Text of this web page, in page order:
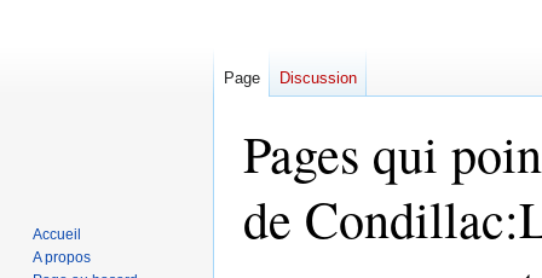
Pages qui
de
Page Discussion
Accueil
A propos